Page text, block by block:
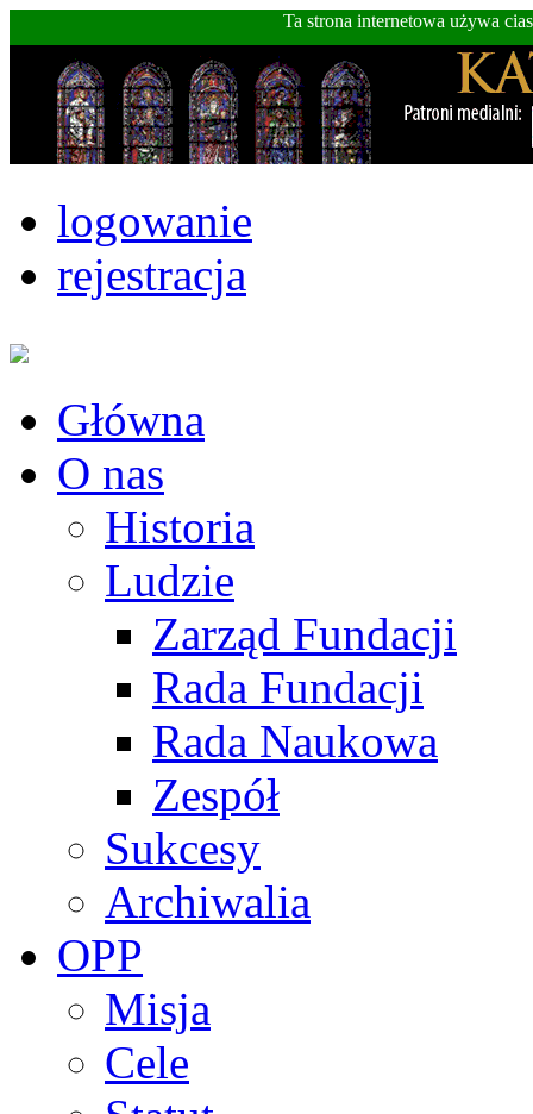
Ta strona internetowa używa
logowanie
rejestracja
Główna
O nas
Historia
Ludzie
Zarząd Fundacji
Rada Fundacji
Rada Naukowa
Zespół
Sukcesy
Archiwalia
OPP
Misja
Cele